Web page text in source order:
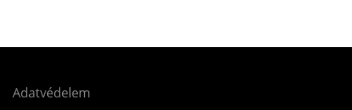
Adatvédelem